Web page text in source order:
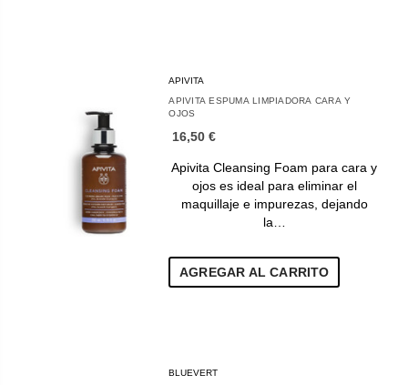
APIVITA
APIVITA ESPUMA LIMPIADORA CARA Y
OJOS
16,50 €
Apivita Cleansing Foam para cara y
ojos es ideal para eliminar el
maquillaje e impurezas, dejando
la…
AGREGAR AL CARRITO
BLUEVERT